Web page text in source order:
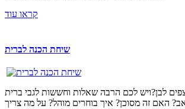
קראו עוד
שיחת הכנה לברית
לבן?ויש לכם הרבה שאלות וחששות לגבי ברית
האם זה מסוכן? איך בוחרים מוהל? על מה צריך